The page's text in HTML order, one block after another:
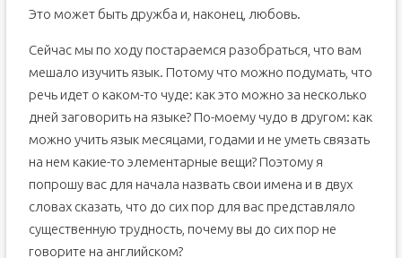
Это может быть дружба и, наконец, любовь.
Сейчас мы по ходу постараемся разобраться, что вам
мешало изучить язык. Потому что можно подумать, что
речь идет о каком-то чуде: как это можно за несколько
дней заговорить на языке? По-моему чудо в другом: как
можно учить язык месяцами, годами и не уметь связать
на нем какие-то элементарные вещи? Поэтому я
попрошу вас для начала назвать свои имена и в двух
словах сказать, что до сих пор для вас представляло
существенную трудность, почему вы до сих пор не
говорите на английском?